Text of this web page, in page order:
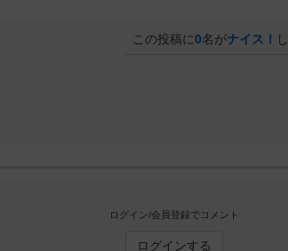
この投稿に0名がナイス！
ログイン/会員登録でコメント
ログインする